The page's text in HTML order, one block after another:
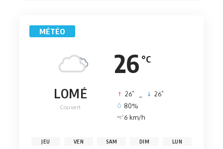
MÉTÉO
26 °C
LOMÉ
Couvert
26° 26°
80%
6 km/h
JEU VEN SAM DIM LUN